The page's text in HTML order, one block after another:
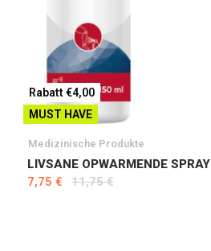
Rabatt €4,00
MUST HAVE
Medizinische Produkte
LIVSANE OPWARMENDE SPRAY
7,75 €
11,75 €